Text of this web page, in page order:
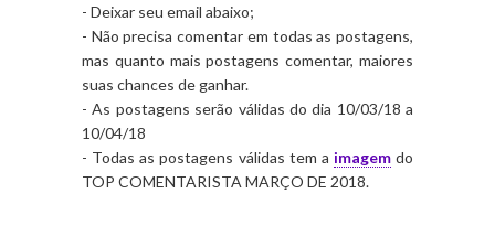
- Deixar seu email abaixo;
- Não precisa comentar em todas as postagens,
mas quanto mais postagens comentar, maiores
suas chances de ganhar.
- As postagens serão válidas do dia 10/03/18 a
10/04/18
- Todas as postagens válidas tem a imagemdo
TOP COMENTARISTA MARÇO DE 2018.